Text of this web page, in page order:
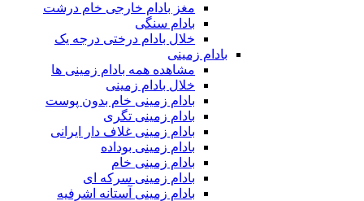
مغز بادام خارجی خام درشت
بادام سنگی
خلال بادام درختی درجه یک
بادام زمینی
مشاهده همه بادام زمینی ها
خلال بادام زمینی
بادام زمینی خام بدون پوست
بادام زمینی تگری
بادام زمینی غلاف دار ایرانی
بادام زمینی بوداده
بادام زمینی خام
بادام زمینی سرکه ای
بادام زمینی آستانه اشرفیه